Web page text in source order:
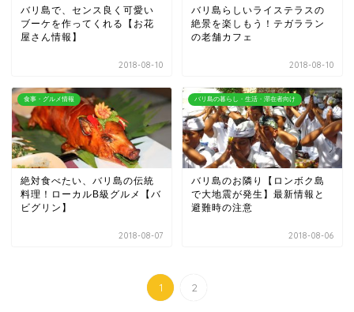
バリ島で、センス良く可愛い
ブーケを作ってくれる【お花
屋さん情報】
2018-08-10
バリ島らしいライステラスの
絶景を楽しもう！テガララン
の老舗カフェ
2018-08-10
食事・グルメ情報
絶対食べたい、バリ島の伝統
料理！ローカルB級グルメ【バ
ビグリン】
2018-08-07
バリ島の暮らし・生活・滞在者向け
バリ島のお隣り【ロンボク島
で大地震が発生】最新情報と
避難時の注意
2018-08-06
1 2